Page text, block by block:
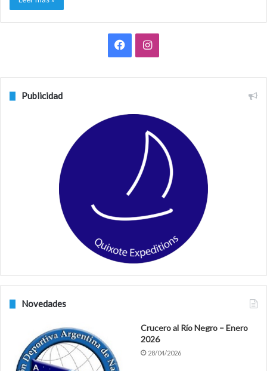
e
o
I
t
a
a
Publicidad
Novedades
Crucero al Río Negro – Enero
2026
28/04/2026